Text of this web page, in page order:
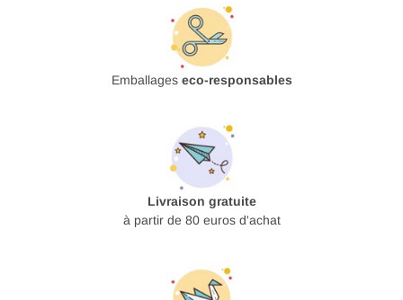
Emballages eco-responsables
Livraison gratuite
à partir de 80 euros d'achat